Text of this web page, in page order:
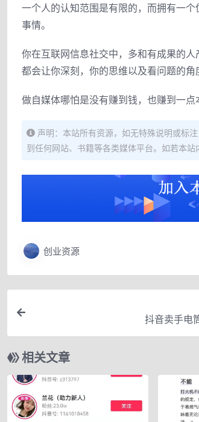
一个人的认知范围是有限的，而拥有一
事情。
你在互联网信息社交中，多和有成果的
都会让你深刻，你的思维以及看问题的角
做自媒体哪怕是没有赚到钱，也赚到一
声明：本站所有资源，如无特殊说明或标
到任何网站、书籍等各类媒体平台。如若本
创业资源
抖音卖手电
相关文章